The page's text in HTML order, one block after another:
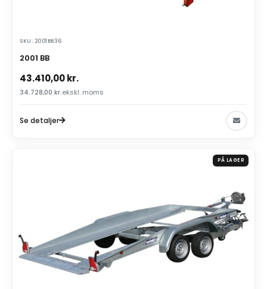
SKU: 2001BB36
2001 BB
43.410,00kr.
34.728,00 kr.ekskl. moms
Se detaljer
PÅ LAGER